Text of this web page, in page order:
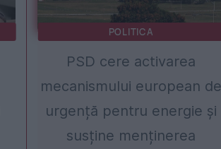
POLITICA
PSD cere activarea
mecanismului european
urgență pentru energie și
susține menținerea